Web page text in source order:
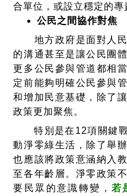
合單位，或設立穩定的專
公民之間協作對焦
地方政府是面對人民
的溝通甚至是讓公民團
更多公民參與管道都相
定前能夠明確公民參與
和增加民意基礎，除了
政策更加聚焦。
特別是在12項關鍵戰
動淨零綠生活，除了舉
也應該將政策意涵納入
至各年齡層。淨零政策
要民眾的意識轉變， 若